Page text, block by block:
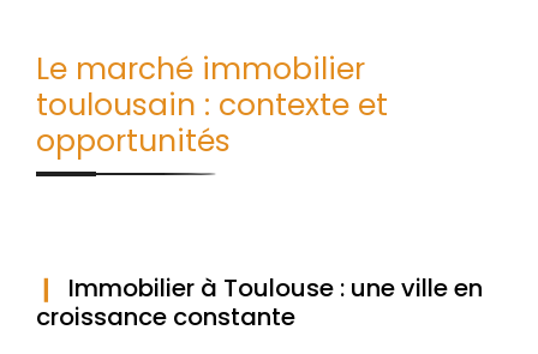
Le marché immobilier
toulousain : contexte et
opportunités
Immobilier à Toulouse : une ville en
croissance constante